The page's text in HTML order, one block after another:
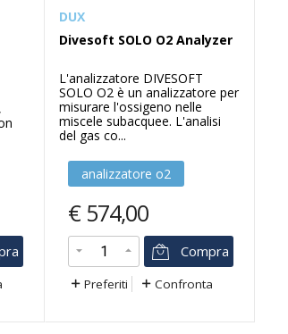
DUX
Divesoft SOLO O2 Analyzer
L'analizzatore DIVESOFT
SOLO O2 è un analizzatore per
misurare l'ossigeno nelle
miscele subacquee. L'analisi
del gas co...
analizzatore o2
€ 574,00
Compra
Preferiti Confronta